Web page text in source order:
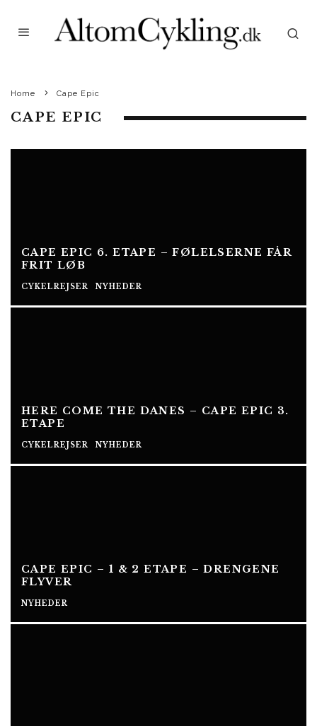
Home Cape Epic
CAPE EPIC
CAPE EPIC 6. ETAPE – FØLELSERNE FÅR
FRIT LØB
CYKELREJSER NYHEDER
HERE COME THE DANES – CAPE EPIC 3.
ETAPE
CYKELREJSER NYHEDER
CAPE EPIC – 1 & 2 ETAPE – DRENGENE
FLYVER
NYHEDER